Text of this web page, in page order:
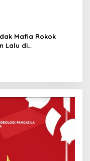
Mafia Rokok
Lalu di